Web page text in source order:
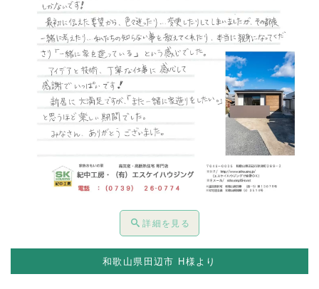
詳細を見る
和歌山県田辺市 H様より